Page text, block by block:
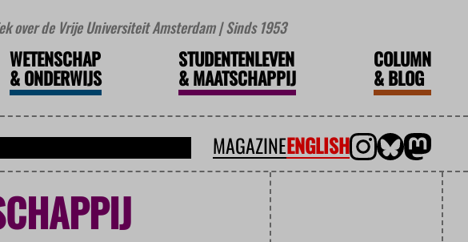
over de Vrije Universiteit Amsterdam | Sinds 1953
WETENSCHAP
&ONDERWIJS
STUDENTENLEVEN
&MAATSCHAPPIJ
COLUMN
&BLOG
MAGAZINEENGLISH